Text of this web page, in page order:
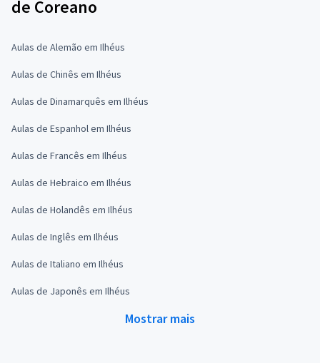
de Coreano
Aulas de Alemão em Ilhéus
Aulas de Chinês em Ilhéus
Aulas de Dinamarquês em Ilhéus
Aulas de Espanhol em Ilhéus
Aulas de Francês em Ilhéus
Aulas de Hebraico em Ilhéus
Aulas de Holandês em Ilhéus
Aulas de Inglês em Ilhéus
Aulas de Italiano em Ilhéus
Aulas de Japonês em Ilhéus
Mostrar mais